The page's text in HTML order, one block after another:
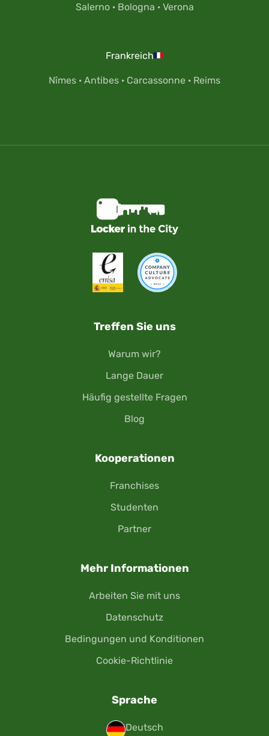
Salerno· Bologna · Verona
Frankreich
Nîmes · Antibes · Carcassonne · Reims
Treffen Sie uns
Warum wir?
Lange Dauer
Häufig gestellte Fragen
Blog
Kooperationen
Franchises
Studenten
Partner
Mehr Informationen
Arbeiten Sie mit uns
Datenschutz
Bedingungen und Konditionen
Cookie-Richtlinie
Sprache
Deutsch